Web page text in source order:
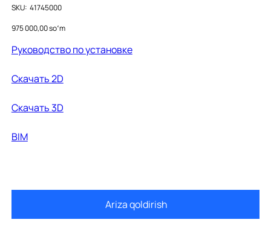
SKU:
SKU
41745000
41745000
Price
975 000,00 soʻm
Руководство по установке
Cкачать 2D
Cкачать 3D
BIM
Ariza qoldirish